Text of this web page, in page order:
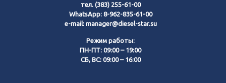
тел. (383) 255-61-00
WhatsApp: 8-962-835-61-00
e-mail: manager@diesel-star.su
Режим работы:
ПН-ПТ: 09:00 – 19:00
СБ, ВС: 09:00 – 16:00